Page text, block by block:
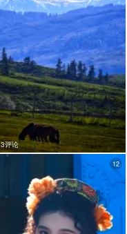
3评论
12